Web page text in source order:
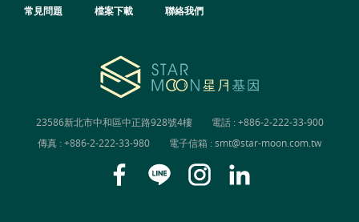
常見問題 檔案下載 聯絡我們
23586新北市中和區中正路928號4樓 電話 :+886-2-222-33-900
傳真 : +886-2-222-33-980
電子信箱 :smt@star-moon.com.tw